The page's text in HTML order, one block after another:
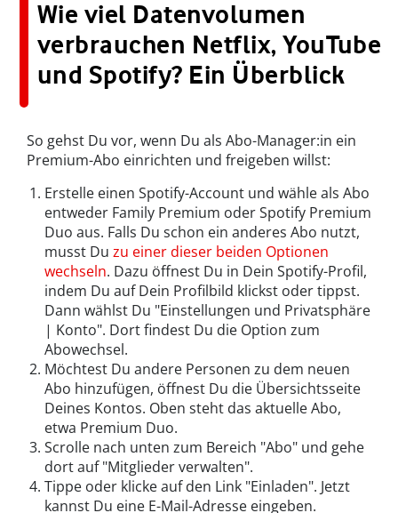
Wie viel Datenvolumen
verbrauchen Netflix, YouTube
und Spotify? Ein Überblick
So gehst Du vor, wenn Du als Abo-Manager:in ein
Premium-Abo einrichten und freigeben willst:
Erstelle einen Spotify-Account und wähle als Abo
entweder Family Premium oder Spotify Premium
Duo aus. Falls Du schon ein anderes Abo nutzt,
musst Du zu einer dieser beiden Optionen
wechseln. Dazu öffnest Du in Dein Spotify-Profil,
indem Du auf Dein Profilbild klickst oder tippst.
Dann wählst Du "Einstellungen und Privatsphäre
| Konto". Dort findest Du die Option zum
Abowechsel.
Möchtest Du andere Personen zu dem neuen
Abo hinzufügen, öffnest Du die Übersichtsseite
Deines Kontos. Oben steht das aktuelle Abo,
etwa Premium Duo.
Scrolle nach unten zum Bereich "Abo" und gehe
dort auf "Mitglieder verwalten".
Tippe oder klicke auf den Link "Einladen". Jetzt
kannst Du eine E-Mail-Adresse eingeben.